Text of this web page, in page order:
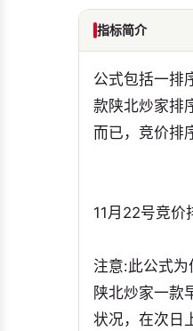
指标简介
公式包括一排
款陕北炒家排
而已，竞价排
11月22号竞价
注意:此公式为
陕北炒家一款
状况，在次日